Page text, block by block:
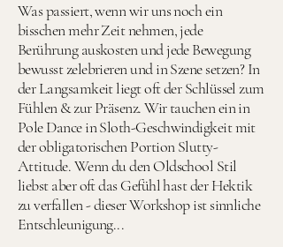
Was passiert, wenn wir uns noch ein
bisschen mehr Zeit nehmen, jede
Berührung auskosten und jede Bewegung
bewusst zelebrieren und in Szene setzen? In
der Langsamkeit liegt oft der Schlüssel zum
Fühlen & zur Präsenz. Wir tauchen ein in
Pole Dance in Sloth-Geschwindigkeit mit
der obligatorischen Portion Slutty-
Attitude. Wenn du den Oldschool Stil
liebst aber oft das Gefühl hast der Hektik
zu verfallen - dieser Workshop ist sinnliche
Entschleunigung...